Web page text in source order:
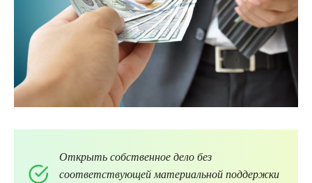
Открыть собственное дело без
соответствующей материальной поддержки